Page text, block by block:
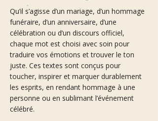
Qu’il s’agisse d’un mariage, d’un hommage
funéraire, d’un anniversaire, d’une
célébration ou d’un discours officiel,
chaque mot est choisi avec soin pour
traduire vos émotions et trouver le ton
juste. Ces textes sont conçus pour
toucher, inspirer et marquer durablement
les esprits, en rendant hommage à une
personne ou en sublimant l’événement
célébré.